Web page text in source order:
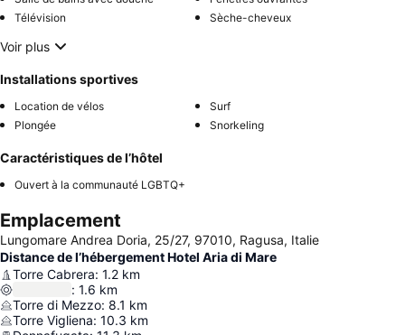
Télévision
Sèche-cheveux
Voir plus
Installations sportives
Location de vélos
Surf
Plongée
Snorkeling
Caractéristiques de l’hôtel
Ouvert à la communauté LGBTQ+
Emplacement
Lungomare Andrea Doria, 25/27, 97010, Ragusa, Italie
Distance de l’hébergement Hotel Aria di Mare
Torre Cabrera: 1.2 km
: 1.6 km
Torre di Mezzo: 8.1 km
Torre Vigliena: 10.3 km